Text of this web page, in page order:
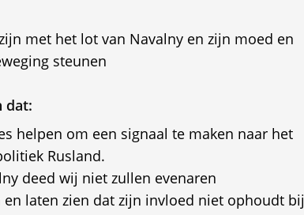
met het lot van Navalny en zijn moed en
steunen
dat:
helpen om een signaal te maken naar het
Rusland.
deed wij niet zullen evenaren
en laten zien dat zijn invloed niet ophoudt bij